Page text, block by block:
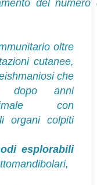
del numero
oltre
cutanee,
che
dopo anni
con
organi colpiti
esplorabili